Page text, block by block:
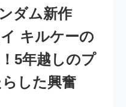
ダム新作
キルケーの
5年越しのプ
した興奮